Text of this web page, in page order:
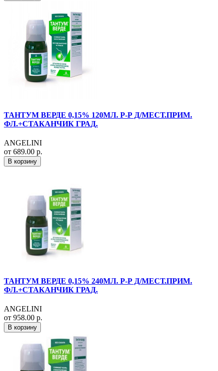
ТАНТУМ ВЕРДЕ 0,15% 120МЛ. Р-Р Д/МЕСТ.ПРИМ.
ФЛ.+СТАКАНЧИК ГРАД.
ANGELINI
от 689.00 р.
В корзину
ТАНТУМ ВЕРДЕ 0,15% 240МЛ. Р-Р Д/МЕСТ.ПРИМ.
ФЛ.+СТАКАНЧИК ГРАД.
ANGELINI
от 958.00 р.
В корзину